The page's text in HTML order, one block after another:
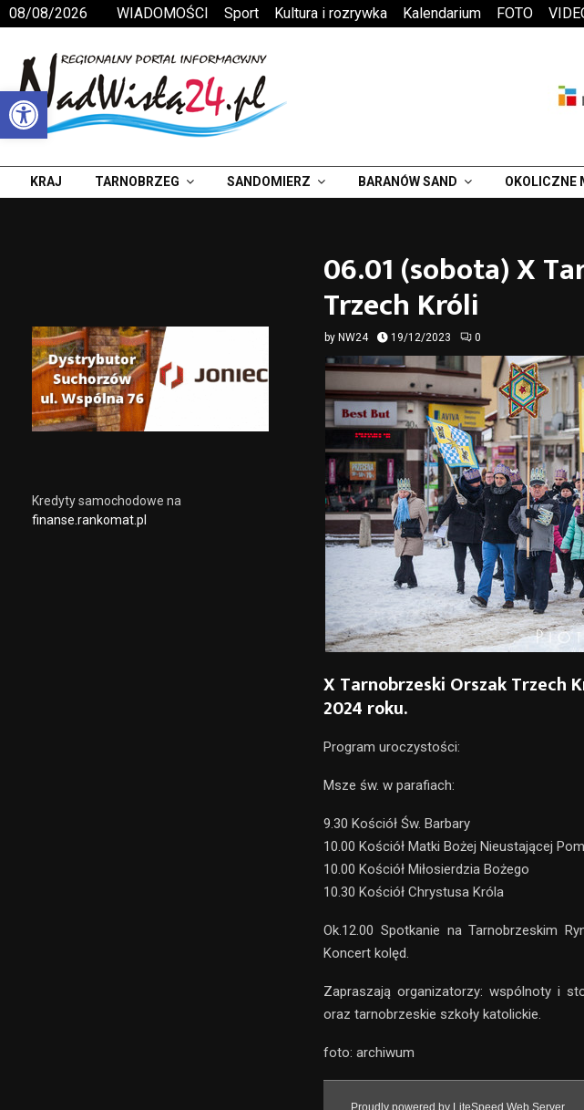
Otwórz pasek narzędzi
08/08/2026 WIADOMOŚCI Sport Kultura i rozrywka Kalendarium FOTO
KRAJ TARNOBRZEG SANDOMIERZ BARANÓW SAND OKOLICZNE
06.01 (sobota) X
Trzech Króli
by NW24 19/12/2023 0
X Tarnobrzeski Orszak Trzech
2024 roku.
Program uroczystości:
Msze św. w parafiach:
9.30 Kościół Św. Barbary
10.00 Kościół Matki Bożej Nieustającej
10.00 Kościół Miłosierdzia Bożego
10.30 Kościół Chrystusa Króla
Ok.12.00 Spotkanie na Tarnobrzeskim
Koncert kolęd.
Zapraszają organizatorzy: wspólnoty i
oraz tarnobrzeskie szkoły katolickie.
foto: archiwum
Kredyty samochodowe na
finanse.rankomat.pl